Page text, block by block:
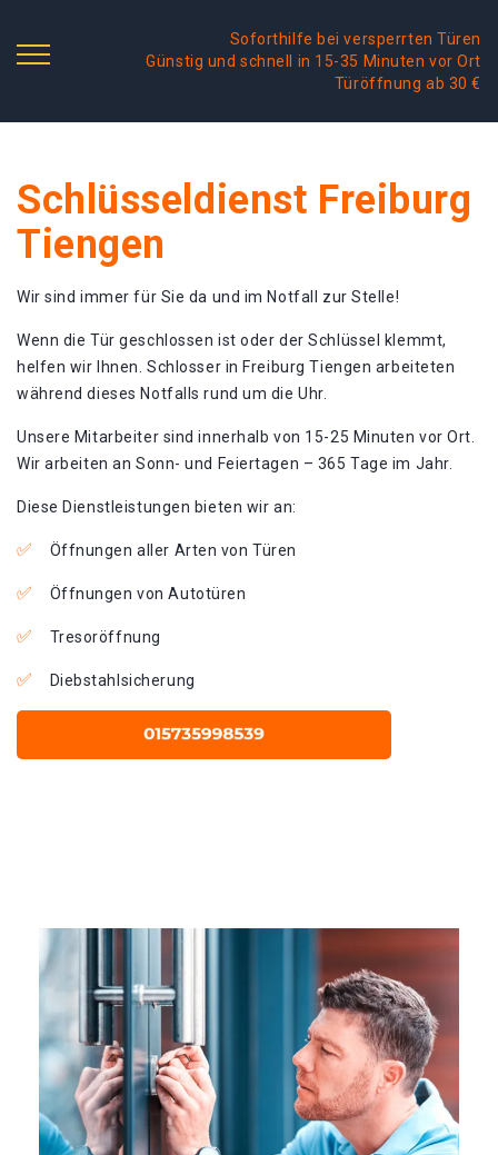
Soforthilfe bei versperrten Türen
Günstig und schnell in 15-35 Minuten vor Ort
Türöffnung ab 30 €
Schlüsseldienst Freiburg
Tiengen
Wir sind immer für Sie da und im Notfall zur Stelle!
Wenn die Tür geschlossen ist oder der Schlüssel klemmt,
helfen wir Ihnen. Schlosser in Freiburg Tiengen arbeiteten
während dieses Notfalls rund um die Uhr.
Unsere Mitarbeiter sind innerhalb von 15-25 Minuten vor Ort.
Wir arbeiten an Sonn- und Feiertagen – 365 Tage im Jahr.
Diese Dienstleistungen bieten wir an:
Öffnungen aller Arten von Türen
Öffnungen von Autotüren
Tresoröffnung
Diebstahlsicherung